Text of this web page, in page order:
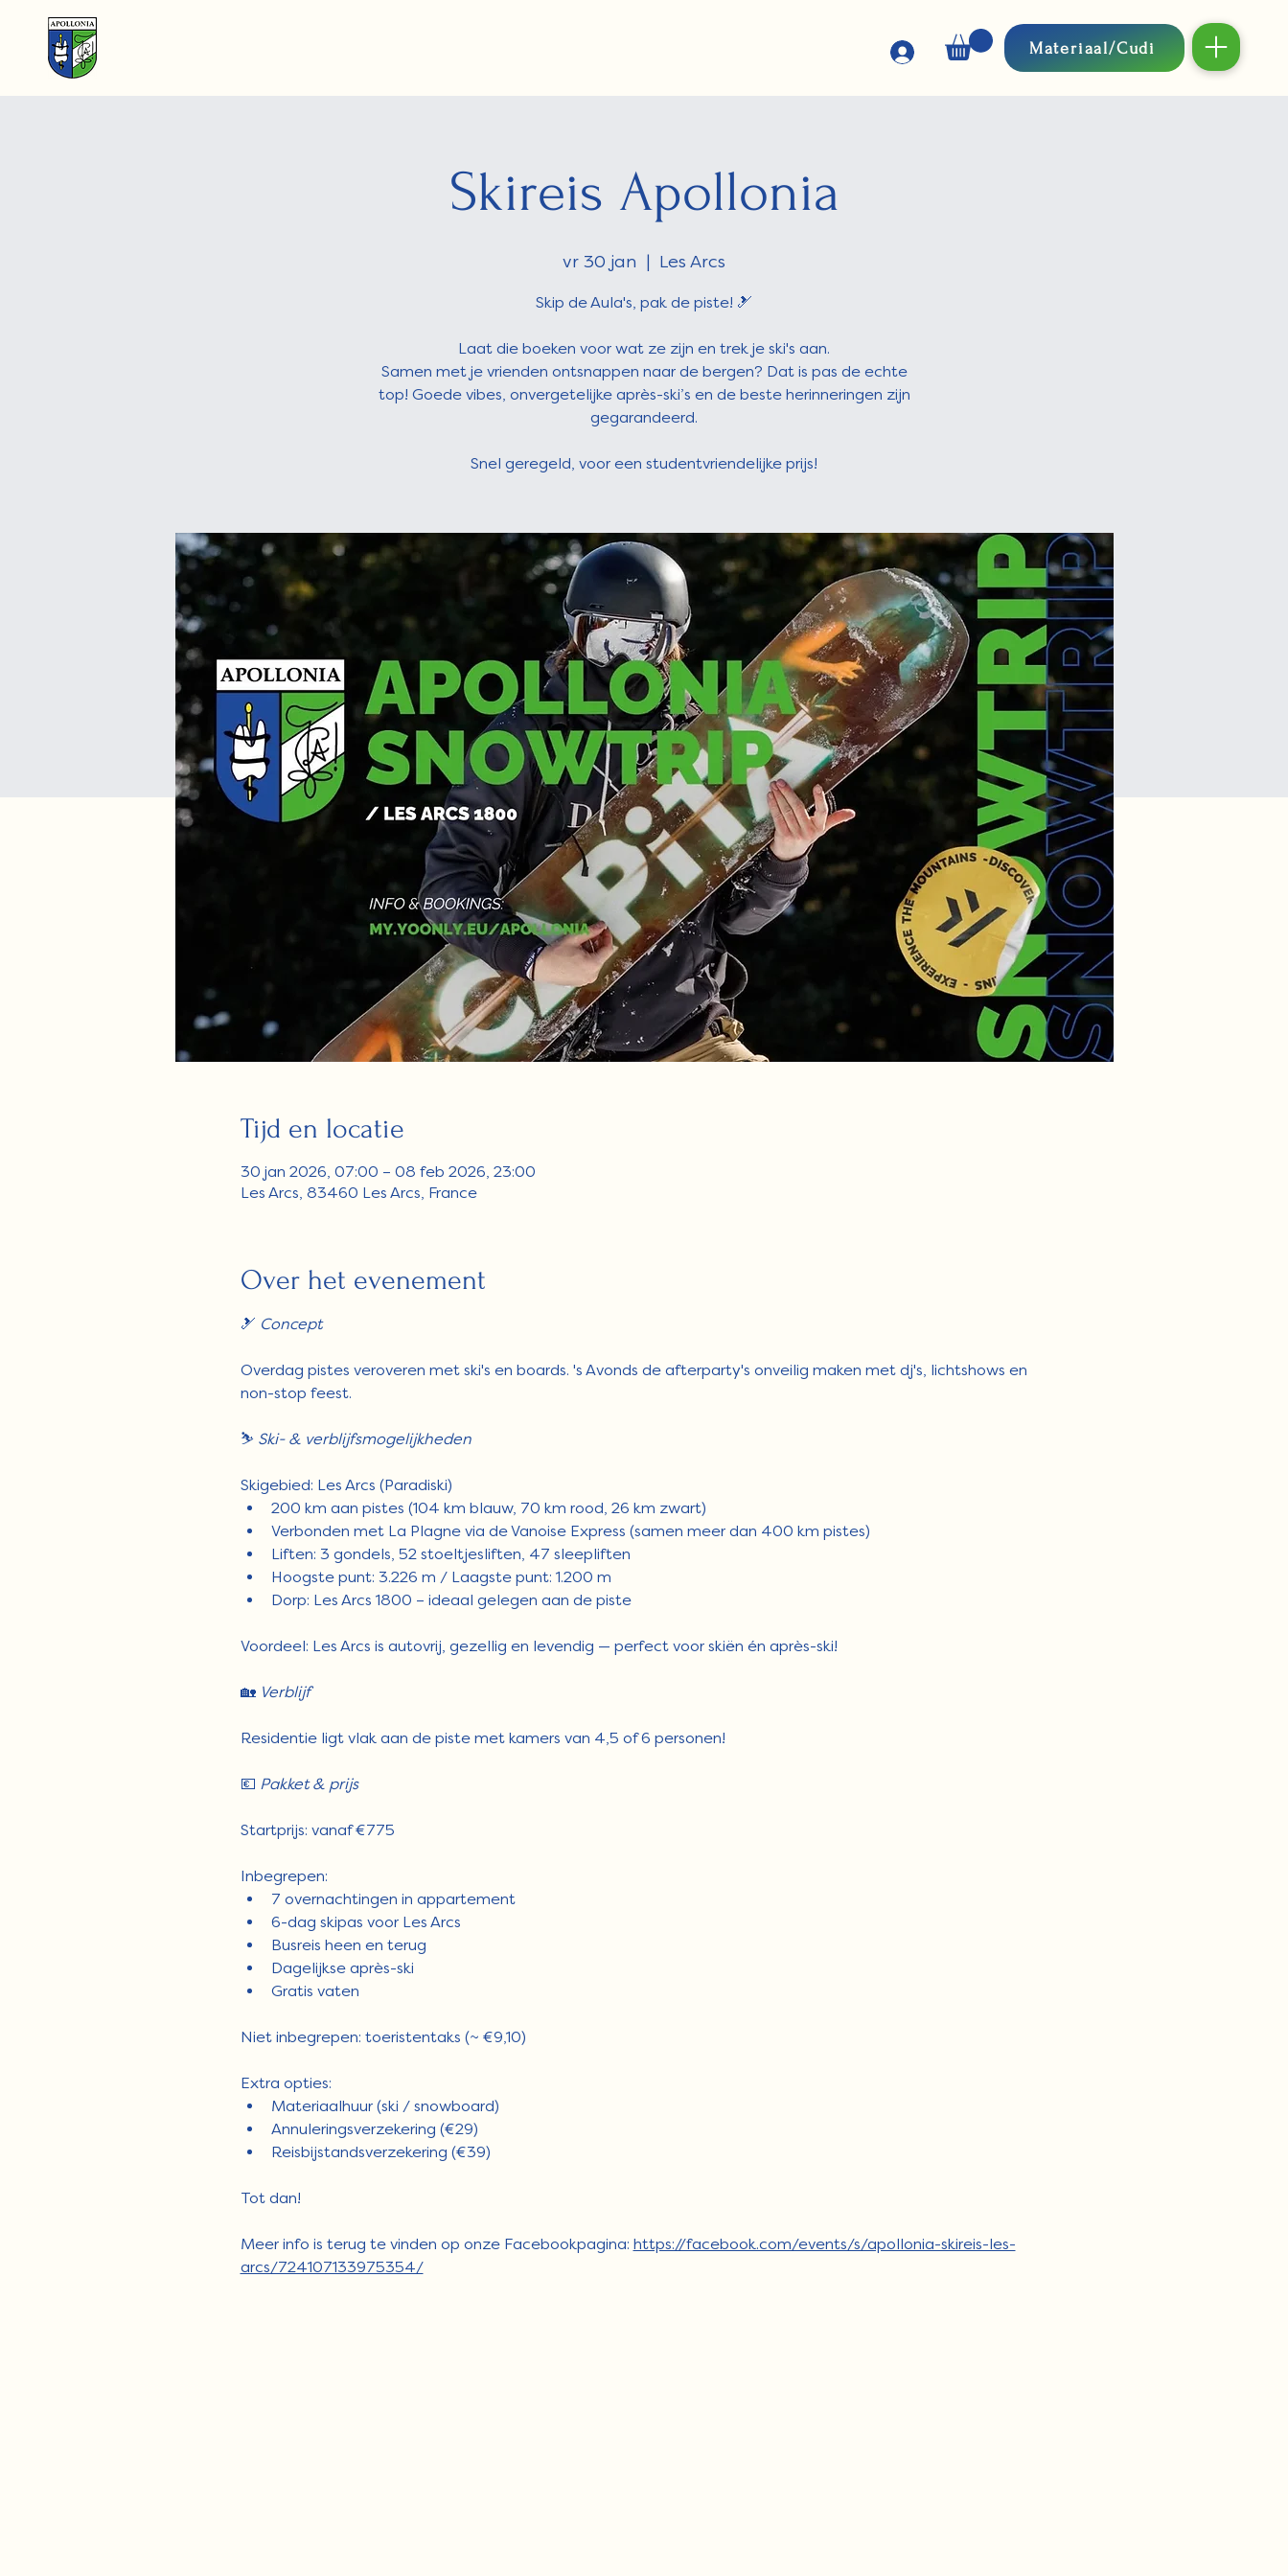
Materiaal/Cudi
Skireis Apollonia
vr 30 jan
  |
Les Arcs
Skip de Aula's, pak de piste! 🎿
Laat die boeken voor wat ze zijn en trek je ski's aan.
Samen met je vrienden ontsnappen naar de bergen? Dat is pas de echte
top! Goede vibes, onvergetelijke après-ski’s en de beste herinneringen zijn
gegarandeerd.
Snel geregeld, voor een studentvriendelijke prijs!
Tijd en locatie
30 jan 2026, 07:00 – 08 feb 2026, 23:00
Les Arcs, 83460 Les Arcs, France
Over het evenement
🎿 Concept
Overdag pistes veroveren met ski's en boards. 's Avonds de afterparty's onveilig maken met dj's, lichtshows en
non-stop feest.
⛷️ Ski- & verblijfsmogelijkheden
Skigebied: Les Arcs (Paradiski)
200 km aan pistes (104 km blauw, 70 km rood, 26 km zwart)
Verbonden met La Plagne via de Vanoise Express (samen meer dan 400 km pistes)
Liften: 3 gondels, 52 stoeltjesliften, 47 sleepliften
Hoogste punt: 3.226 m / Laagste punt: 1.200 m
Dorp: Les Arcs 1800 – ideaal gelegen aan de piste
Voordeel: Les Arcs is autovrij, gezellig en levendig — perfect voor skiën én après-ski!
🏡 Verblijf
Residentie ligt vlak aan de piste met kamers van 4,5 of 6 personen!
💶 Pakket & prijs
Startprijs: vanaf €775
Inbegrepen:
7 overnachtingen in appartement
6-dag skipas voor Les Arcs
Busreis heen en terug
Dagelijkse après-ski
Gratis vaten
Niet inbegrepen: toeristentaks (~ €9,10)
Extra opties:
Materiaalhuur (ski / snowboard)
Annuleringsverzekering (€29)
Reisbijstandsverzekering (€39)
Tot dan!
Meer info is terug te vinden op onze Facebookpagina: https://facebook.com/events/s/apollonia-skireis-les-
arcs/724107133975354/